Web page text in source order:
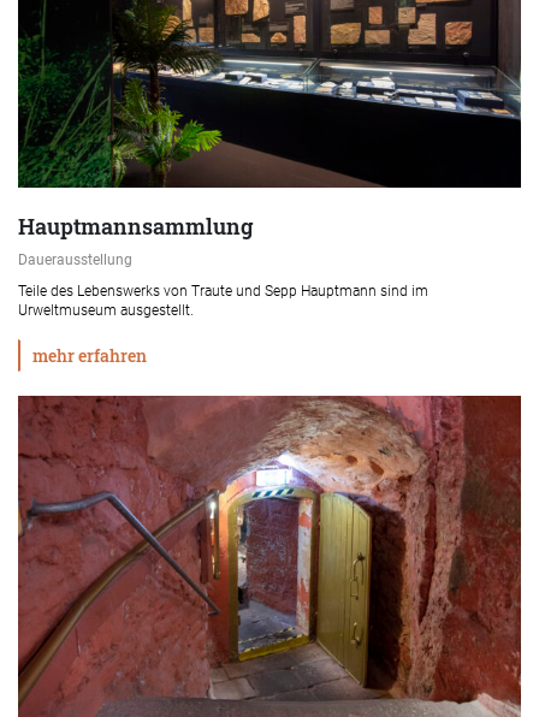
Hauptmannsammlung
Dauerausstellung
Teile des Lebenswerks von Traute und Sepp Hauptmann sind im
Urweltmuseum ausgestellt.
mehr erfahren